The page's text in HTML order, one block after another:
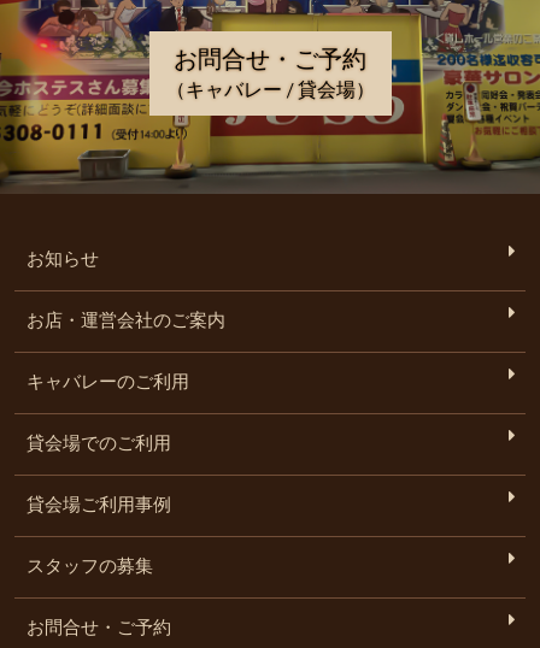
お問合せ・ご予約
（キャバレー / 貸会場）
お知らせ
お店・運営会社のご案内
キャバレーのご利用
貸会場でのご利用
貸会場ご利用事例
スタッフの募集
お問合せ・ご予約